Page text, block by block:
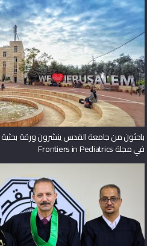
باحثون من جامعة القدس ينشرون ورقة بحثية
في مجلة Frontiers in Pediatrics